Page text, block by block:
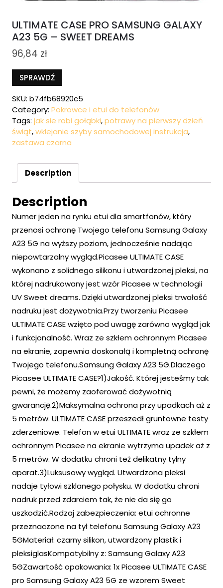
ULTIMATE CASE PRO SAMSUNG GALAXY
A23 5G – SWEET DREAMS
96,84 zł
SPRAWDŹ
SKU: b74fb68920c5
Category: Pokrowce i etui do telefonów
Tags: jak sie robi gołąbki,potrawy na pierwszy dzień
świąt,wklejanie szyby samochodowej instrukcja,
zastawa czarna
Description
Description
Numer jeden na rynku etui dla smartfonów, który
przenosi ochronę Twojego telefonu Samsung Galaxy
A23 5G na wyższy poziom, jednocześnie nadając
niepowtarzalny wygląd.Picasee ULTIMATE CASE
wykonano z solidnego silikonu i utwardzonej pleksi, na
której nadrukowany jest wzór Picasee w technologii
UV Sweet dreams. Dzięki utwardzonej pleksi trwałość
nadruku jest dożywotnia.Przy tworzeniu Picasee
ULTIMATE CASE wzięto pod uwagę zarówno wygląd jak
i funkcjonalność. Wraz ze szkłem ochronnym Picasee
na ekranie, zapewnia doskonałą i kompletną ochronę
Twojego telefonu.Samsung Galaxy A23 5G.Dlaczego
Picasee ULTIMATE CASE?1)Jakość. Której jesteśmy tak
pewni, że możemy zaoferować dożywotnią
gwarancję.2)Maksymalna ochrona przy upadkach aż z
5 metrów. ULTIMATE CASE przeszedł gruntowne testy
zderzeniowe. Telefon w etui ULTIMATE wraz ze szkłem
ochronnym Picasee na ekranie wytrzyma upadek aż z
5 metrów. W dodatku chroni też delikatny tylny
aparat.3)Luksusowy wygląd. Utwardzona pleksi
nadaje tyłowi szklanego połysku. W dodatku chroni
nadruk przed zdarciem tak, że nie da się go
uszkodzić.Rodzaj zabezpieczenia: etui ochronne
przeznaczone na tył telefonu Samsung Galaxy A23
5GMateriał: czarny silikon, utwardzony plastik i
pleksiglasKompatybilny z: Samsung Galaxy A23
5GZawartość opakowania: 1x Picasee ULTIMATE CASE
pro Samsung Galaxy A23 5G ze wzorem Sweet